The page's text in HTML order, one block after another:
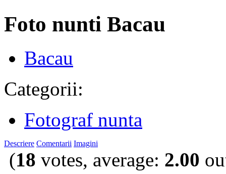
Foto nunti Bacau
Bacau
Categorii:
Fotograf nunta
Descriere Comentarii Imagini
(18 votes, average: 2.00